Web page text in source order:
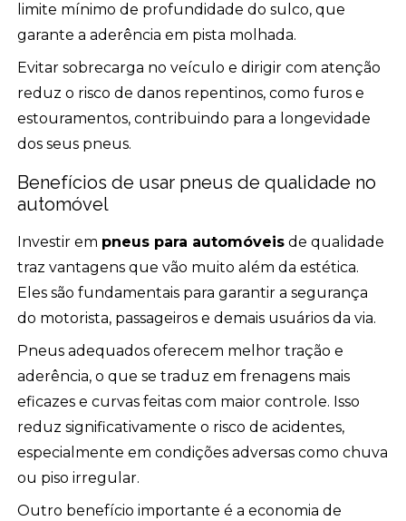
limite mínimo de profundidade do sulco, que
garante a aderência em pista molhada.
Evitar sobrecarga no veículo e dirigir com atenção
reduz o risco de danos repentinos, como furos e
estouramentos, contribuindo para a longevidade
dos seus pneus.
Benefícios de usar pneus de qualidade no
automóvel
Investir em pneus para automóveis de qualidade
traz vantagens que vão muito além da estética.
Eles são fundamentais para garantir a segurança
do motorista, passageiros e demais usuários da via.
Pneus adequados oferecem melhor tração e
aderência, o que se traduz em frenagens mais
eficazes e curvas feitas com maior controle. Isso
reduz significativamente o risco de acidentes,
especialmente em condições adversas como chuva
ou piso irregular.
Outro benefício importante é a economia de